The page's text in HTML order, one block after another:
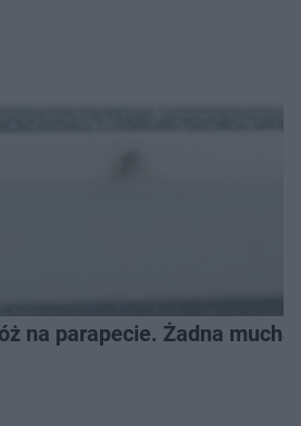
na parapecie. Żadna